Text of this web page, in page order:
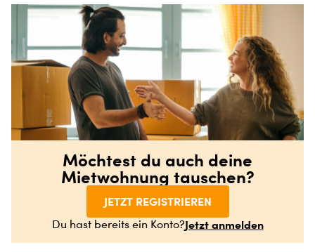
Möchtest du auch deine
Mietwohnung tauschen?
JETZT REGISTRIEREN
Du hast bereits ein Konto?Jetzt anmelden